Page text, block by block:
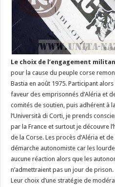
Le choix de l’engagement
pour la cause du peuple corse
Bastia en août 1975. Participant
faveur des emprisonnés d’Aléria et
comités de soutien, puis adhérent à
l’Università di Corti, je prends
par la France et surtout je découvre
de la Corse. Les procès d’Aléria et
démarche autonomiste car les
aucune réaction alors que les
n’admettraient pas un jour de prison.
Leur choix d’une stratégie de